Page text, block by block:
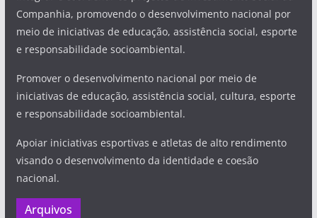
Companhia, promovendo o desenvolvimento nacional por
meio de iniciativas de educação, assistência social, esporte
e responsabilidade socioambiental.
Promover o desenvolvimento nacional por meio de
iniciativas de educação, assistência social, cultura, esporte
e responsabilidade socioambiental.
Apoiar iniciativas esportivas e atletas de alto rendimento
visando o desenvolvimento da identidade e coesão
nacional.
Arquivos